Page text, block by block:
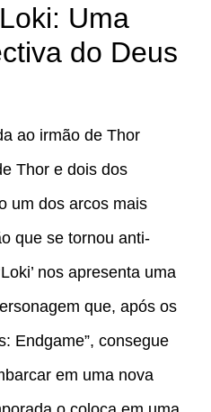
Uma
do Deus
ao irmão de Thor
Thor e dois dos
um dos arcos mais
que se tornou anti-
nos apresenta uma
que, após os
Endgame”, consegue
em uma nova